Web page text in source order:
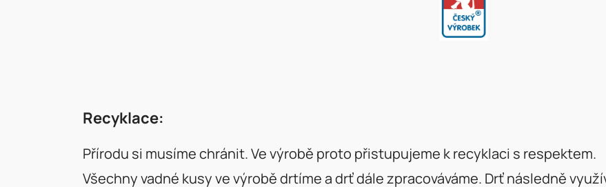
Recyklace:
Přírodu si musíme chránit. Ve výrobě proto přistupujeme k recyklaci s respektem.
Všechny vadné kusy ve výrobě drtíme a drť dále zpracováváme. Drť následně